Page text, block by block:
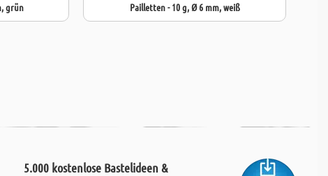
grün Pailletten - 10 g, Ø 6 mm, weiß
5.000 kostenlose Bastelideen &